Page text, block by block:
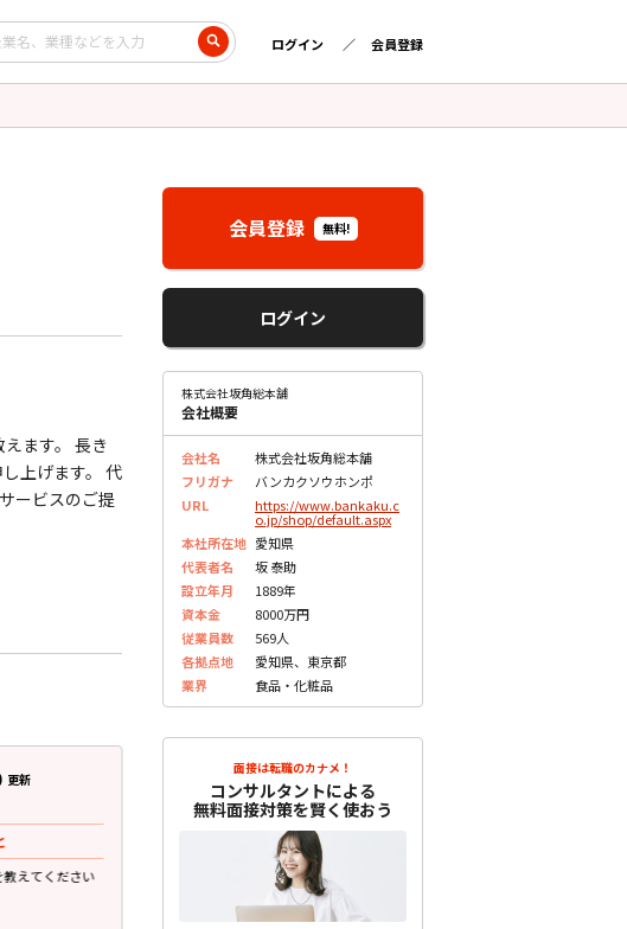
ログイン 会員登録
ます。 長き
上げます。 代
ービスのご提
更新
えてください
2023.07.10 更新
30代前半 女性
面接で質問されたこと
持っている資格について教えてください
会員登録 無料!
ログイン
株式会社坂角総本舗
会社概要
会社名
株式会社坂角総本舗
フリガナ
バンカクソウホンポ
URL
https://www.bankaku.c
o.jp/shop/default.aspx
本社所在地 愛知県
代表者名
坂 泰助
設立年月
1889年
資本金
8000万円
従業員数
569人
各拠点地
愛知県、東京都
業界
食品・化粧品
面接は転職のカナメ！
コンサルタントによる
無料面接対策を賢く使おう